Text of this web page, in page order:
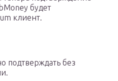
будет
клиент.
подтверждать без